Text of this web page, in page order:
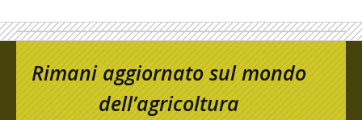
Rimani aggiornato sul mondo
dell’agricoltura